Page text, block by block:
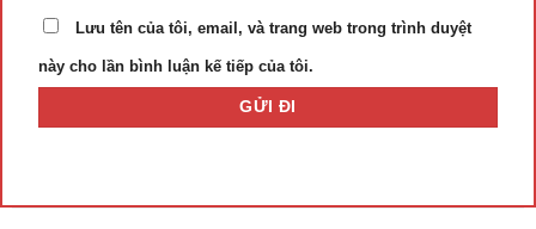
Lưu tên của tôi, email, và trang web trong trình duyệt
này cho lần bình luận kế tiếp của tôi.